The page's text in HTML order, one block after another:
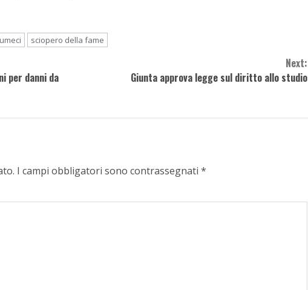
sciopero della fame
per danni da
Next:
Giunta approva legge sul diritto allo studio
I campi obbligatori sono contrassegnati *